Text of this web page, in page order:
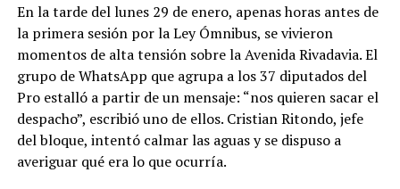
En la tarde del lunes 29 de enero, apenas horas antes de
la primera sesión por la Ley Ómnibus, se vivieron
momentos de alta tensión sobre la Avenida Rivadavia. El
grupo de WhatsApp que agrupa a los 37 diputados del
Pro estalló a partir de un mensaje: “nos quieren sacar el
despacho”, escribió uno de ellos. Cristian Ritondo, jefe
del bloque, intentó calmar las aguas y se dispuso a
averiguar qué era lo que ocurría.